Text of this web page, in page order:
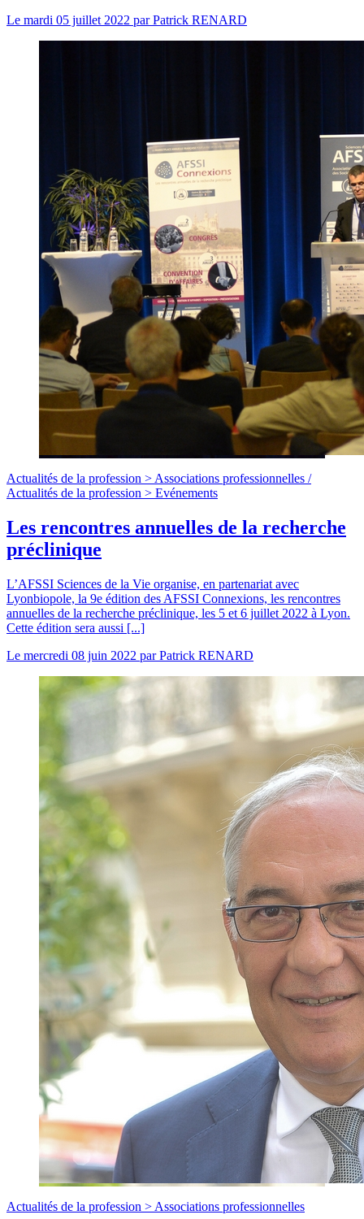
Le mardi 05 juillet 2022 parPatrick RENARD
Actualités de la profession > Associations professionnelles /
Actualités de la profession > Evénements
Les rencontres annuelles de la recherche
préclinique
L’AFSSI Sciences de la Vie organise, en partenariat avec
Lyonbiopole, la 9e édition des AFSSI Connexions, les rencontres
annuelles de la recherche préclinique, les 5 et 6 juillet 2022 à Lyon.
Cette édition sera aussi [...]
Le mercredi 08 juin 2022 parPatrick RENARD
Actualités de la profession > Associations professionnelles